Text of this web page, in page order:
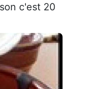
c'est 20